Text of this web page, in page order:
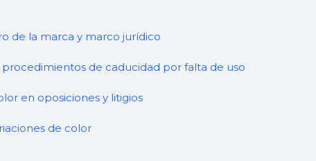
de la marca y marco jurídico
procedimientos de caducidad por falta de uso
en oposiciones y litigios
de color